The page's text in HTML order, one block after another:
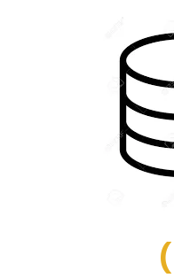
(